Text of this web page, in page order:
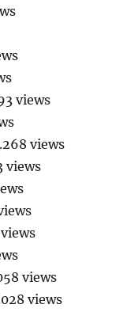
views
views
views
views
views